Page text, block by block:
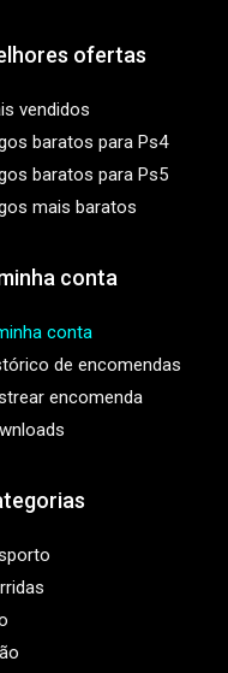
ofertas
vendidos
baratos para Ps4
baratos para Ps5
mais baratos
conta
conta
de encomendas
encomenda